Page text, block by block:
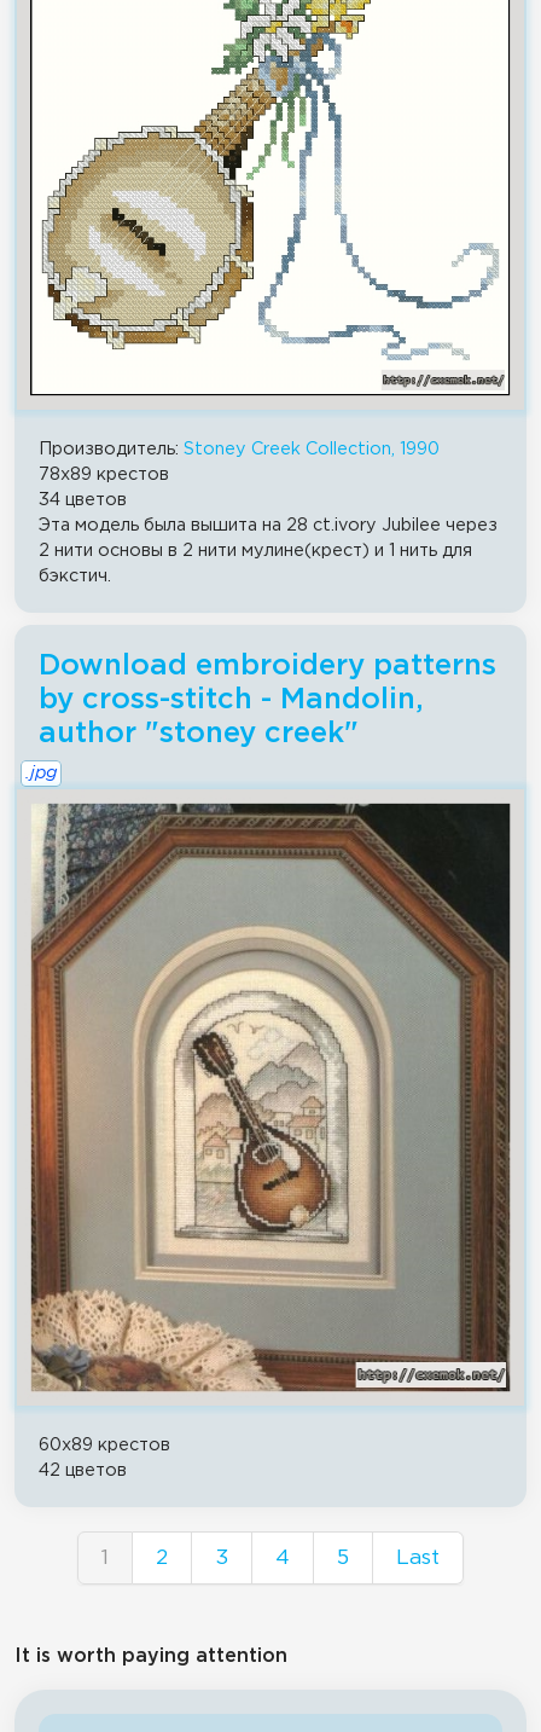
Производитель: Stoney Creek Collection, 1990
78x89 крестов
34 цветов
Эта модель была вышита на 28 ct.ivory Jubilee через
2 нити основы в 2 нити мулине(крест) и 1 нить для
бэкстич.
Download embroidery patterns
by cross-stitch - Mandolin,
author "stoney creek"
.jpg
60x89 крестов
42 цветов
1 2 3 4 5 Last
It is worth paying attention